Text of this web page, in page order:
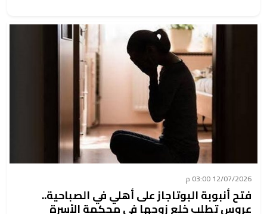
12/07/2026 03:00 م
فتح أنبوبة البوتاجاز على أهلي في الصباحية..
عروس تطلب خلع زوجها في محكمة الأسرة